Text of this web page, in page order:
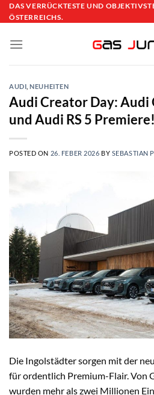
Skip
to
DAS VERRÜCKTESTE UND
ÖSTERREICHS.
AUDI ,NEUHEITEN
Audi Creator Day: Audi
und Audi RS 5 Premiere!
POSTED ON 26. FEBER 2026 BY SEBASTIAN
Die Ingolstädter sorgen mit der
für ordentlich Premium-Flair. Von
wurden mehr als zwei Millionen